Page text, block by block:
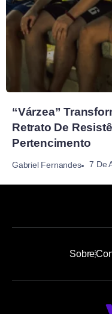
“Várzea”
Retrato De
Pertencimento
Gabriel Fernandes 7 De
Sobre